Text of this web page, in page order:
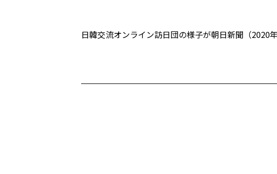
日韓交流オンライン訪日団の様子が朝日新聞（2020